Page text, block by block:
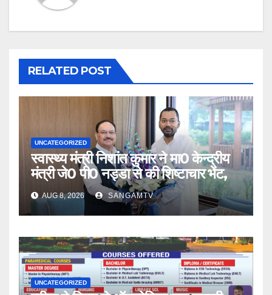
RELATED POST
UNCATEGORIZED
स्वास्थ्य मंत्री निशांत कुमार ने मा0 केन्द्रीय
मंत्री जे0 पी0 नड्डा से की शिष्टाचार भेंट,
AUG 8, 2026 SANGAMTV
UNCATEGORIZED